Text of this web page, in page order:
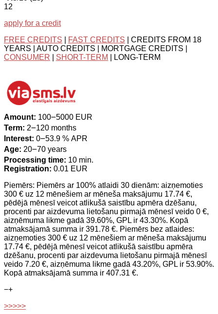
12
apply for a credit
FREE CREDITS
FAST CREDITS | CREDITS FROM 18
YEARS | AUTO CREDITS | MORTGAGE CREDITS |
CONSUMER
SHORT-TERM | LONG-TERM
Amount: 100౼5000 EUR
Term: 2౼120 months
Interest: 0౼53.9 % APR
Age: 20౼70 years
Processing time: 10 min.
Registration: 0.01 EUR
Piemērs: Piemērs ar 100% atlaidi 30 dienām: aizņemoties
300 € uz 12 mēnešiem ar mēneša maksājumu 17.74 €,
pēdējā mēnesī veicot atlikušā saistību apmēra dzēšanu,
procenti par aizdevuma lietošanu pirmajā mēnesī veido 0 €,
aizņēmuma likme gadā 39.60%, GPL ir 43.30%. Kopā
atmaksājamā summa ir 391.78 €. Piemērs bez atlaides:
aizņemoties 300 € uz 12 mēnešiem ar mēneša maksājumu
17.74 €, pēdējā mēnesī veicot atlikušā saistību apmēra
dzēšanu, procenti par aizdevuma lietošanu pirmajā mēnesī
veido 7.20 €, aizņēmuma likme gadā 43.20%, GPL ir 53.90%.
Kopā atmaksājamā summa ir 407.31 €.
−+
>>>>>